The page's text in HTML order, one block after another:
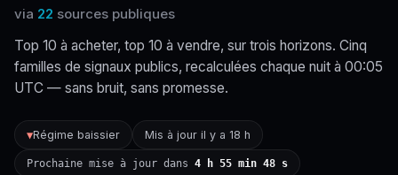
via 22 sources publiques
Top 10 à acheter, top 10 à vendre, sur trois horizons. Cinq
familles de signaux publics, recalculées chaque nuit à 00:05
UTC — sans bruit, sans promesse.
▼Régime baissier Mis à jour il y a 18 h
Prochaine mise à jour dans 4 h 55 min 47 s